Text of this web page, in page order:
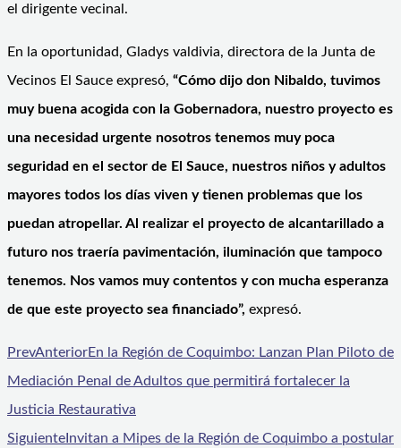
el dirigente vecinal.
En la oportunidad, Gladys valdivia, directora de la Junta de
Vecinos El Sauce expresó, “Cómo dijo don Nibaldo, tuvimos
muy buena acogida con la Gobernadora, nuestro proyecto es
una necesidad urgente nosotros tenemos muy poca
seguridad en el sector de El Sauce, nuestros niños y adultos
mayores todos los días viven y tienen problemas que los
puedan atropellar. Al realizar el proyecto de alcantarillado a
futuro nos traería pavimentación, iluminación que tampoco
tenemos. Nos vamos muy contentos y con mucha esperanza
de que este proyecto sea financiado”, expresó.
PrevAnteriorEn la Región de Coquimbo: Lanzan Plan Piloto de
Mediación Penal de Adultos que permitirá fortalecer la
Justicia Restaurativa
SiguienteInvitan a Mipes de la Región de Coquimbo a postular